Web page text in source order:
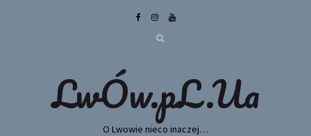
LwÓw.pL.Ua
O Lwowie nieco inaczej…